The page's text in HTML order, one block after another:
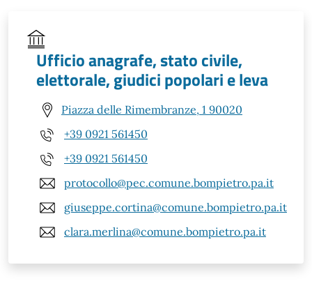
Ufficio anagrafe, stato civile,
elettorale, giudici popolari e leva
Piazza delle Rimembranze, 1 90020
+39 0921 561450
+39 0921 561450
protocollo@pec.comune.bompietro.pa.it
giuseppe.cortina@comune.bompietro.pa.it
clara.merlina@comune.bompietro.pa.it